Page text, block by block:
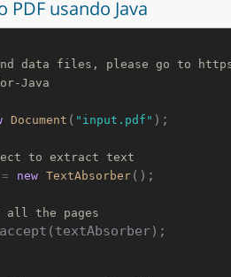
usando Java
data files, please go to
Java
Document ( "input.pdf" );
to extract text
= new TextAbsorber();
all the pages